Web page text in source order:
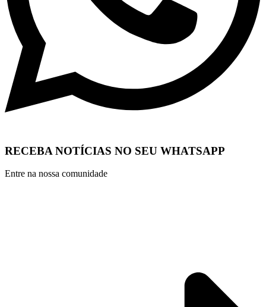
RECEBA NOTÍCIAS NO SEU WHATSAPP
Entre na nossa comunidade